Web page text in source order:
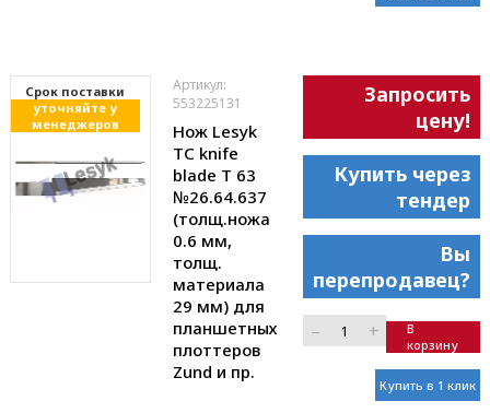
Cрок поставки
уточняйте у
менеджеров
Артикул:
553225131
Нож Lesyk
TC knife
blade T 63
№26.64.637
(толщ.ножа
0.6 мм,
толщ.
материала
29 мм) для
планшетных
плоттеров
Zund и пр.
Запросить
цену!
Купить через
тендер
Вы
перепродавец?
– +
В
корзину
Купить в 1 клик